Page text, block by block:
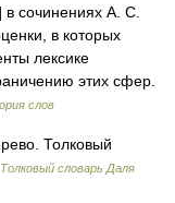
сочинениях А. С.
в которых
лексике
этих сфер.
слов
Толковый
Толковый словарь Даля